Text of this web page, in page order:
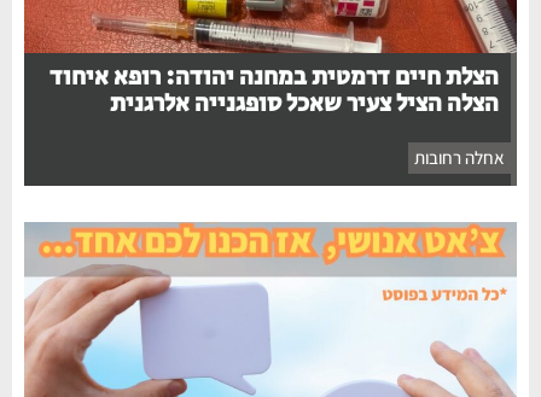
הצלת חיים דרמטית במחנה יהודה: רופא איחוד
הצלה הציל צעיר שאכל סופגנייה אלרגנית
אחלה רחובות